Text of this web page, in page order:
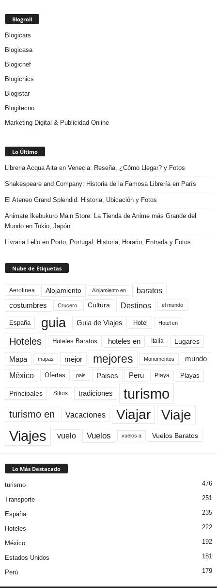
Blogroll
Blogicars
Blogicasa
Blogichef
Blogichics
Blogistar
Blogitecno
Marketing Digital & Publicidad Online
Lo Último
Libreria Acqua Alta en Venecia: Reseña, ¿Cómo Llegar? y Fotos
Shakespeare and Company: Historia de la Famosa Librería en París
El Ateneo Grand Splendid: Historia, Ubicación y Fotos
Animate Ikebukuro Main Store: La Tienda de Anime más Grande del
Mundo en Tokio, Japón
Livraria Lello en Porto, Portugal: Historia, Horario, Entrada y Fotos
Nube de Etiquetas
Aerolinea Alojamiento Alojamiento en baratos
costumbres Crucero Cultura Destinos el mundo
España guia Guia de Viajes Hotel Hotel en
Hoteles Hoteles Baratos hoteles en Italia Lugares
Mapa mapas mejor mejores Monumentos mundo
México Ofertas pais Paises Peru Playa Playas
Principales Sitios tradiciones turismo
turismo en Vacaciones Viajar Viaje
Viajes vuelo Vuelos vuelos a Vuelos Baratos
Lo Más Destacado
turismo 476
Transporte 251
España 235
Hoteles 222
México 192
Estados Unidos 181
Perú 179